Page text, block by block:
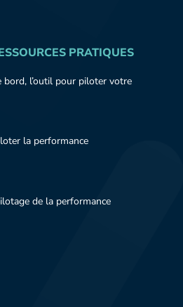
PRATIQUES
bord, l’outil pour piloter votre
la performance
de la performance